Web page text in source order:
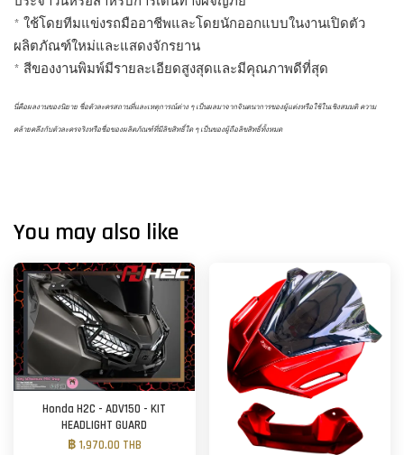
* ใช้โดยทีมแข่งรถมืออาชีพและโดยนักออกแบบในงานเปิดตัว
ผลิตภัณฑ์ใหม่และแสดงจักรยาน
* สีของงานพิมพ์มีรายละเอียดสูงสุดและมีคุณภาพดีที่สุด
นี่คือผลงานของนิยาย ชื่อตัวละครสถานที่และเหตุการณ์ต่าง ๆ เป็นผลมาจากจินตนาการของผู้แต่งหรือใช้ในเชิงสมมติ ความ
คล้ายคลึงกับตัวละครจริงหรือชื่อของผลิตภัณฑ์ที่มีลิขสิทธิ์ใด ๆ เป็นของผู้ถือลิขสิทธิ์ทั้งหมด
You may also like
Honda H2C - ADV150 - KIT
HEADLIGHT GUARD
฿ 1,970.00 THB